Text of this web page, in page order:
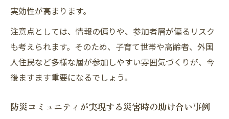
実効性が高まります。
注意点としては、情報の偏りや、参加者層が偏るリスク
も考えられます。そのため、子育て世帯や高齢者、外国
人住民など多様な層が参加しやすい雰囲気づくりが、今
後ますます重要になるでしょう。
防災コミュニティが実現する災害時の助け合い事例